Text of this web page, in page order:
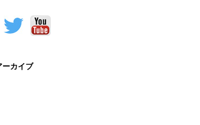
ーカイブ